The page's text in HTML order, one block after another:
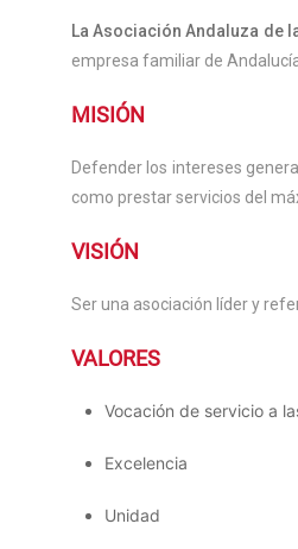
La Asociación Andaluza de
empresa familiar de
MISIÓN
Defender los intereses
como prestar servicios del
VISIÓN
Ser una asociación líder y
VALORES
Vocación de servicio a
Excelencia
Unidad